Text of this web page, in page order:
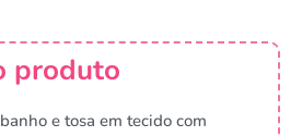
produto
e tosa em tecido com